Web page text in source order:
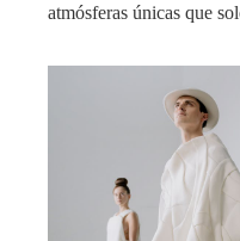
atmósferas únicas que